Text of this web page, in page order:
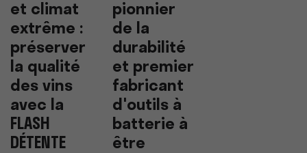
et climat
extrême :
préserver
la qualité
des vins
avec la
FLASH
DÉTENTE
pionnier
de la
durabilité
et premier
fabricant
d'outils à
batterie à
être